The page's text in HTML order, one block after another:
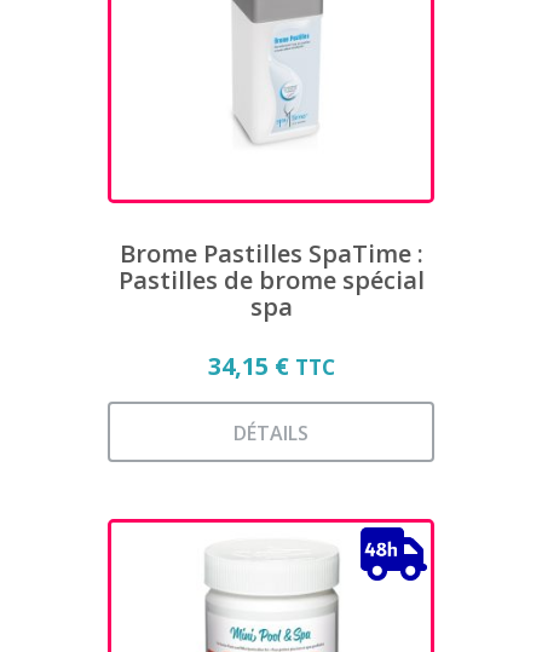
Brome Pastilles SpaTime :
Pastilles de brome spécial
spa
34,15 € TTC
DÉTAILS
a
plusieurs
variations.
options